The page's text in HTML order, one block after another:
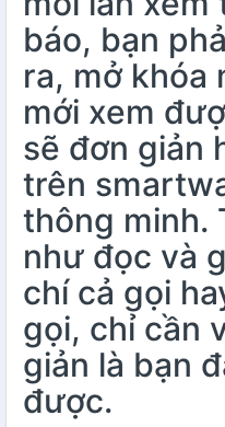
báo, bạn
ra, mở khóa
mới xem
sẽ đơn giản
trên
thông minh.
như đọc và
chí cả gọi
gọi, chỉ cần
giản là bạn
được.